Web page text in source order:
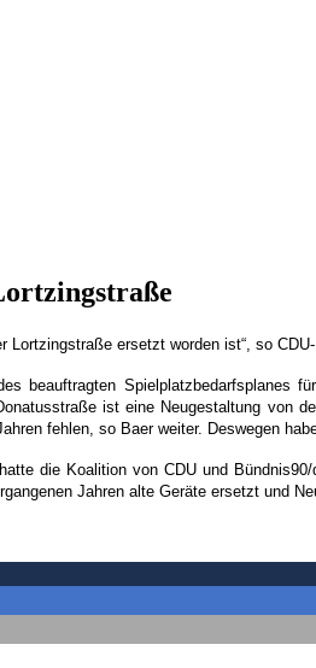
Lortzingstraße ersetzt worden ist“, so
beauftragten Spielplatzbedarfsplanes
ist eine Neugestaltung von
fehlen, so Baer weiter. Deswegen
die Koalition von CDU und
Jahren alte Geräte ersetzt und